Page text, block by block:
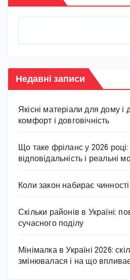
Недавні записи
Якісні матеріали для дому і
комфорт і довговічність
Що таке фріланс у 2026
відповідальність і реальні
Коли закон набирає чинності
Скільки районів в Україні:
сучасного поділу
Мінімалка в Україні 2026:
змінювалася і на що